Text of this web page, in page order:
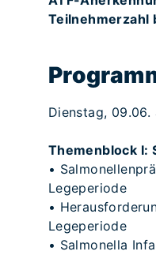
Teilnehmerzahl
Dienstag, 09.06.
Themenblock I:
•
Legeperiode
•
Legeperiode
• Salmonella